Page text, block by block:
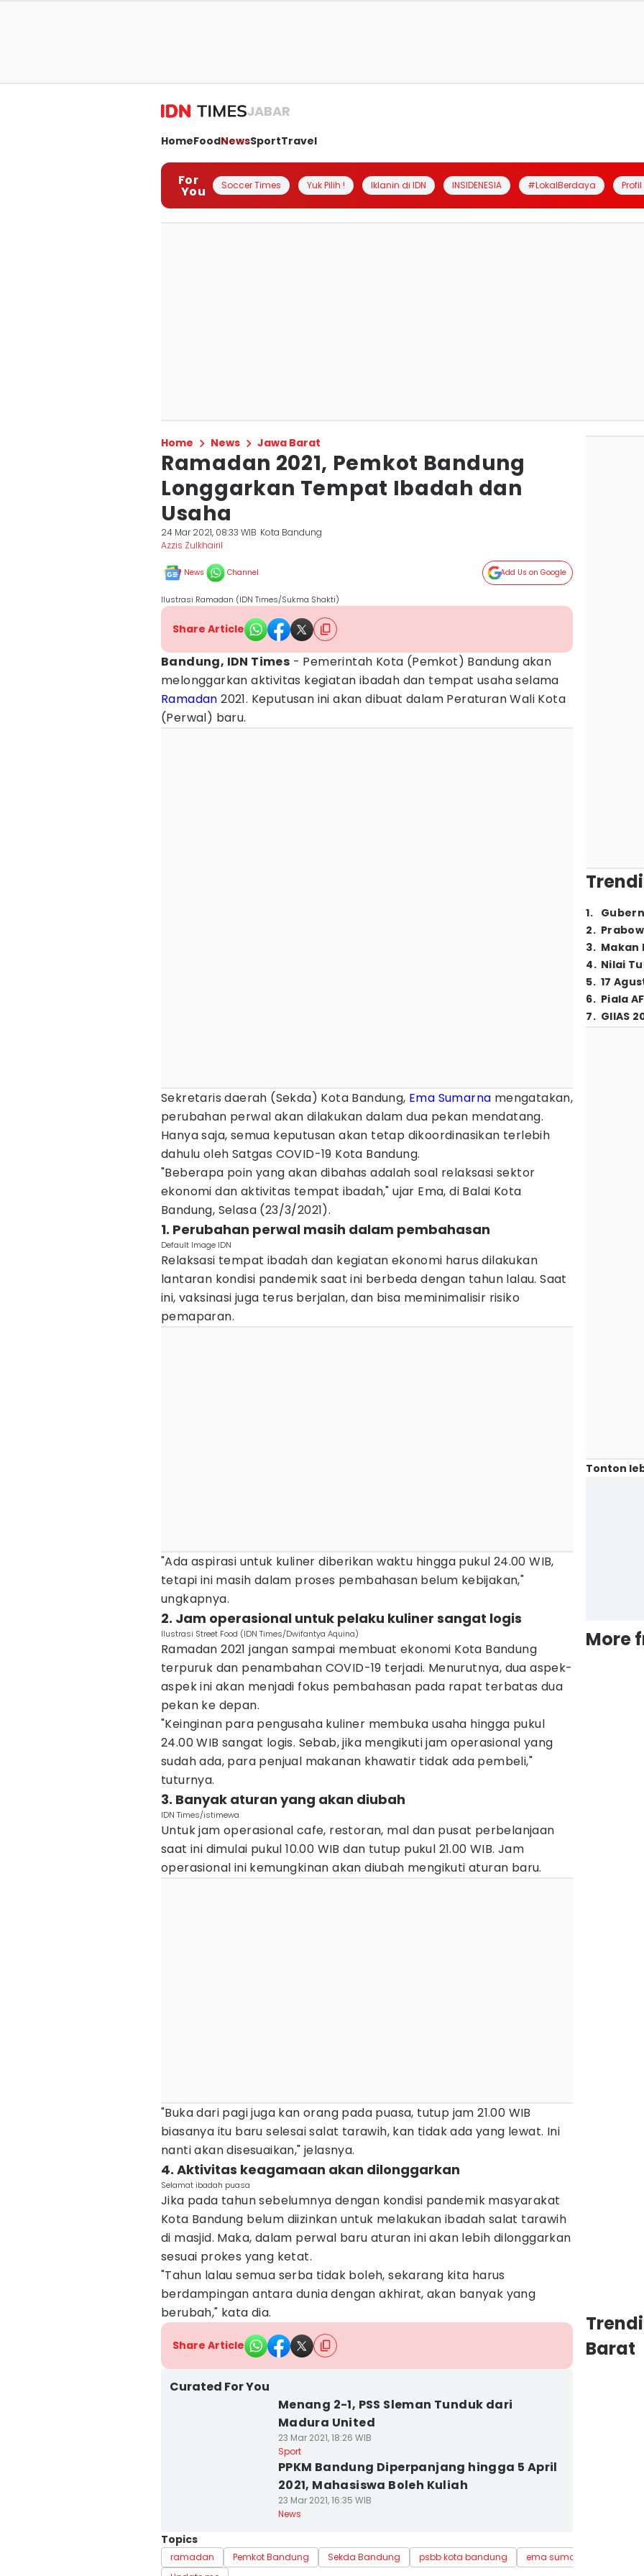
JABAR
HomeFoodNewsSportTravel
For
You Soccer Times Yuk Pilih ! Iklanin di IDN INSIDENESIA #LokalBerdaya
Home News Jawa Barat
Ramadan 2021, Pemkot Bandung
Longgarkan Tempat Ibadah dan
Usaha
24 Mar 2021, 08:33 WIB Kota Bandung
Azzis Zulkhairil
News Channel Add Us on Google
Ilustrasi Ramadan (IDN Times/Sukma Shakti)
Share Article
Bandung, IDN Times - Pemerintah Kota (Pemkot) Bandung akan
melonggarkan aktivitas kegiatan ibadah dan tempat usaha selama
Ramadan 2021. Keputusan ini akan dibuat dalam Peraturan Wali Kota
(Perwal) baru.
Sekretaris daerah (Sekda) Kota Bandung, Ema Sumarna mengatakan,
perubahan perwal akan dilakukan dalam dua pekan mendatang.
Hanya saja, semua keputusan akan tetap dikoordinasikan terlebih
dahulu oleh Satgas COVID-19 Kota Bandung.
"Beberapa poin yang akan dibahas adalah soal relaksasi sektor
ekonomi dan aktivitas tempat ibadah," ujar Ema, di Balai Kota
Bandung, Selasa (23/3/2021).
1. Perubahan perwal masih dalam pembahasan
Default Image IDN
Relaksasi tempat ibadah dan kegiatan ekonomi harus dilakukan
lantaran kondisi pandemik saat ini berbeda dengan tahun lalau. Saat
ini, vaksinasi juga terus berjalan, dan bisa meminimalisir risiko
pemaparan.
"Ada aspirasi untuk kuliner diberikan waktu hingga pukul 24.00 WIB,
tetapi ini masih dalam proses pembahasan belum kebijakan,"
ungkapnya.
2. Jam operasional untuk pelaku kuliner sangat logis
Ilustrasi Street Food (IDN Times/Dwifantya Aquina)
Ramadan 2021 jangan sampai membuat ekonomi Kota Bandung
terpuruk dan penambahan COVID-19 terjadi. Menurutnya, dua aspek-
aspek ini akan menjadi fokus pembahasan pada rapat terbatas dua
pekan ke depan.
"Keinginan para pengusaha kuliner membuka usaha hingga pukul
24.00 WIB sangat logis. Sebab, jika mengikuti jam operasional yang
sudah ada, para penjual makanan khawatir tidak ada pembeli,"
tuturnya.
3. Banyak aturan yang akan diubah
IDN Times/istimewa
Untuk jam operasional cafe, restoran, mal dan pusat perbelanjaan
saat ini dimulai pukul 10.00 WIB dan tutup pukul 21.00 WIB. Jam
operasional ini kemungkinan akan diubah mengikuti aturan baru.
"Buka dari pagi juga kan orang pada puasa, tutup jam 21.00 WIB
biasanya itu baru selesai salat tarawih, kan tidak ada yang lewat. Ini
nanti akan disesuaikan," jelasnya.
4. Aktivitas keagamaan akan dilonggarkan
Selamat ibadah puasa
Jika pada tahun sebelumnya dengan kondisi pandemik masyarakat
Kota Bandung belum diizinkan untuk melakukan ibadah salat tarawih
di masjid. Maka, dalam perwal baru aturan ini akan lebih dilonggarkan
sesuai prokes yang ketat.
"Tahun lalau semua serba tidak boleh, sekarang kita harus
berdampingan antara dunia dengan akhirat, akan banyak yang
berubah," kata dia.
Share Article
Curated For You
Menang 2-1, PSS Sleman Tunduk dari
Madura United
23 Mar 2021, 18:26 WIB
Sport
PPKM Bandung Diperpanjang hingga 5 April
2021, Mahasiswa Boleh Kuliah
23 Mar 2021, 16:35 WIB
News
Topics
ramadan Pemkot Bandung Sekda Bandung psbb kota bandung ema sumarna
1.
2.
3. Makan
4. Nilai
5. 17
6. Piala
7. GIIAS
Tonton
More
Barat